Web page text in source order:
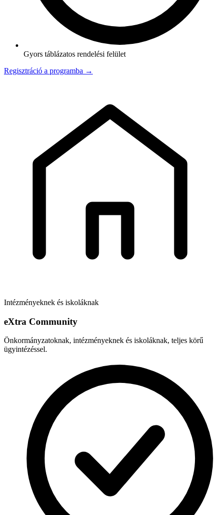
Gyors táblázatos rendelési felület
Regisztráció a programba →
Intézményeknek és iskoláknak
eXtra Community
Önkormányzatoknak, intézményeknek és iskoláknak, teljes körű
ügyintézéssel.